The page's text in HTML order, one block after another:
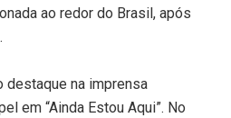
ao redor do Brasil, após
destaque na imprensa
em “Ainda Estou Aqui”. No